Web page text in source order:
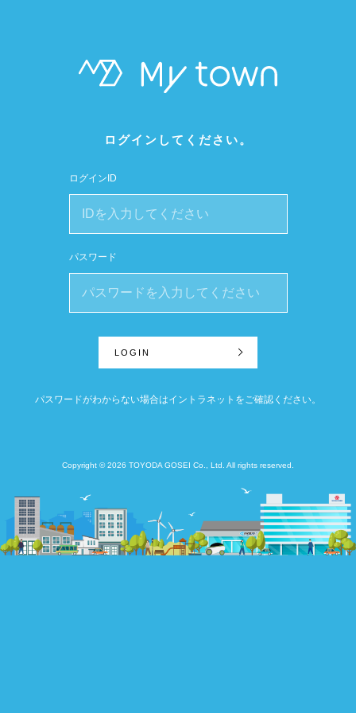
ログインしてください。
ログインID
パスワード
パスワードがわからない場合はイントラネットをご確認ください。
Copyright © 2026 TOYODA GOSEI Co., Ltd. All rights reserved.